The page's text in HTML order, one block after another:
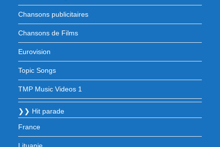
Chansons publicitaires
Chansons de Films
Eurovision
Topic Songs
TMP Music Videos 1
❯❯ Hit parade
France